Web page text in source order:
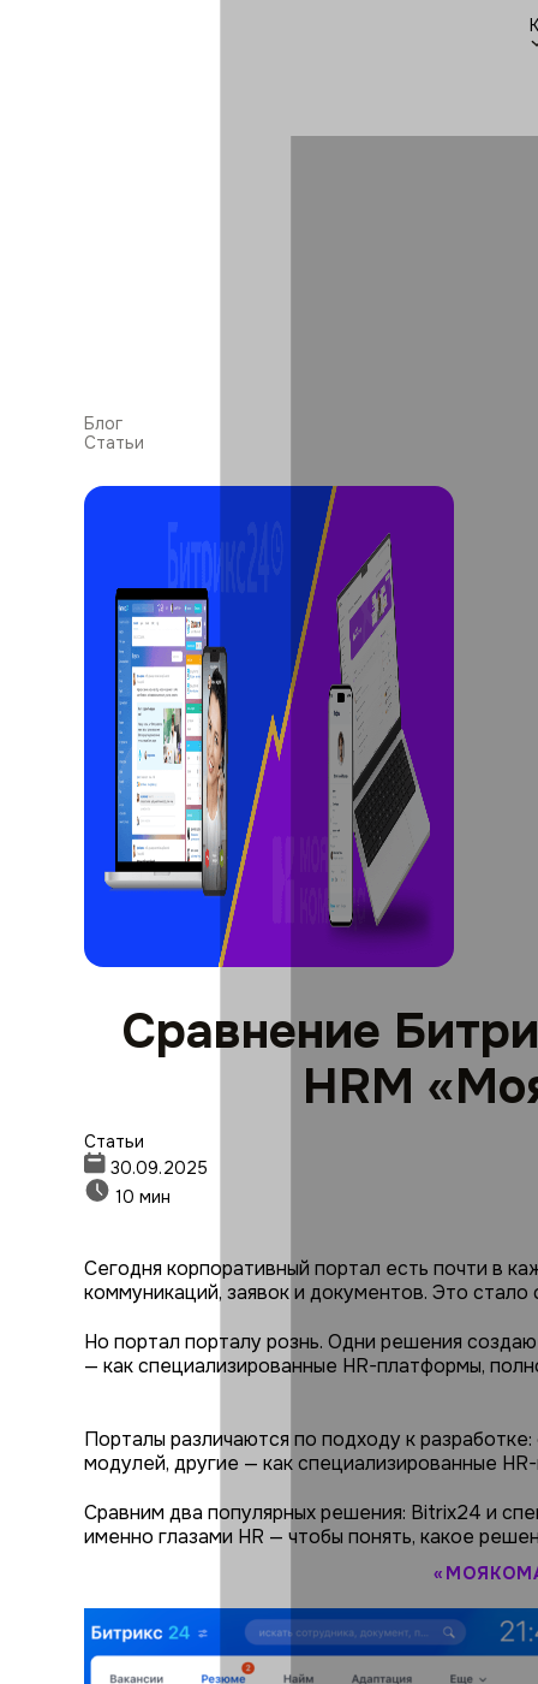
Блог
Статьи
Сравнение
HRM
Статьи
30.09.2025
10 мин
Сегодня корпоративный портал есть почти в
коммуникаций, заявок и документов. Это
Но портал порталу рознь. Одни решения
— как специализированные HR-платформы,
Порталы различаются по подходу к
модулей, другие — как специализированные
Сравним два популярных решения: Bitrix24 и
именно глазами HR — чтобы понять, какое